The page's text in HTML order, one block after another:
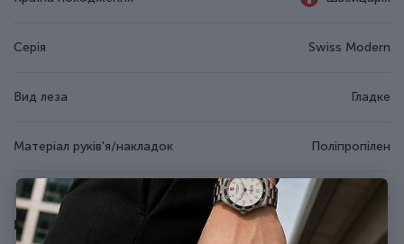
Серія Swiss Modern
Вид леза Гладке
Матеріал руків'я/накладок Поліпропілен
Матеріал леза Неіржавна сталь
Показати всі